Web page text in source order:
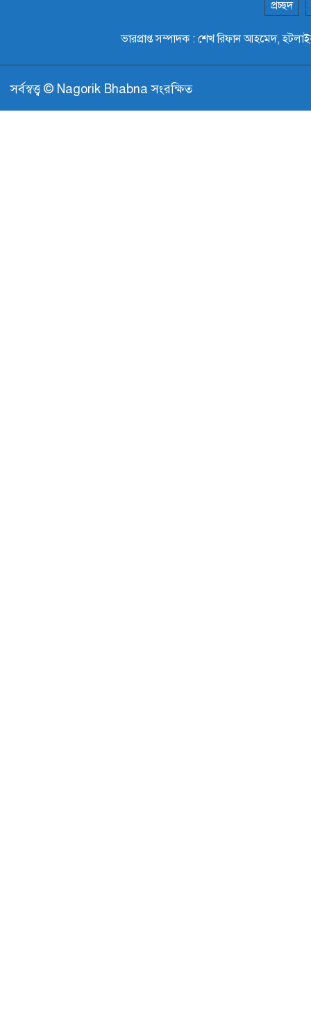
প্রচ্ছদ
ভারপ্রাপ্ত সম্পাদক : শেখ রিফান আহমেদ,
সর্বস্বত্ত্ব © Nagorik Bhabna সংরক্ষিত